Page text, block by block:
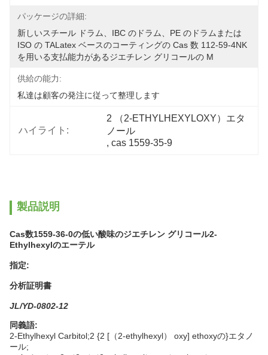
パッケージの詳細:
新しいスチール ドラム、IBC のドラム、PE のドラムまたは
ISO の TALatex ベースのコーティングの Cas 数 112-59-4NK
を用いる支払能力があるジエチレン グリコールの M
供給の能力:
私達は顧客の発注に従って整理します
ハイライト:
2 （2-ETHYLHEXYLOXY）エタ
ノール
, cas 1559-35-9
製品説明
Cas数1559-36-0の低い酸味のジエチレン グリコール2-
Ethylhexylのエーテル
指定:
分析証明書
JL/YD-0802-12
同義語:
2-Ethylhexyl Carbitol;2 {2 [（2-ethylhexyl） oxy] ethoxyの}エタノ
ール;